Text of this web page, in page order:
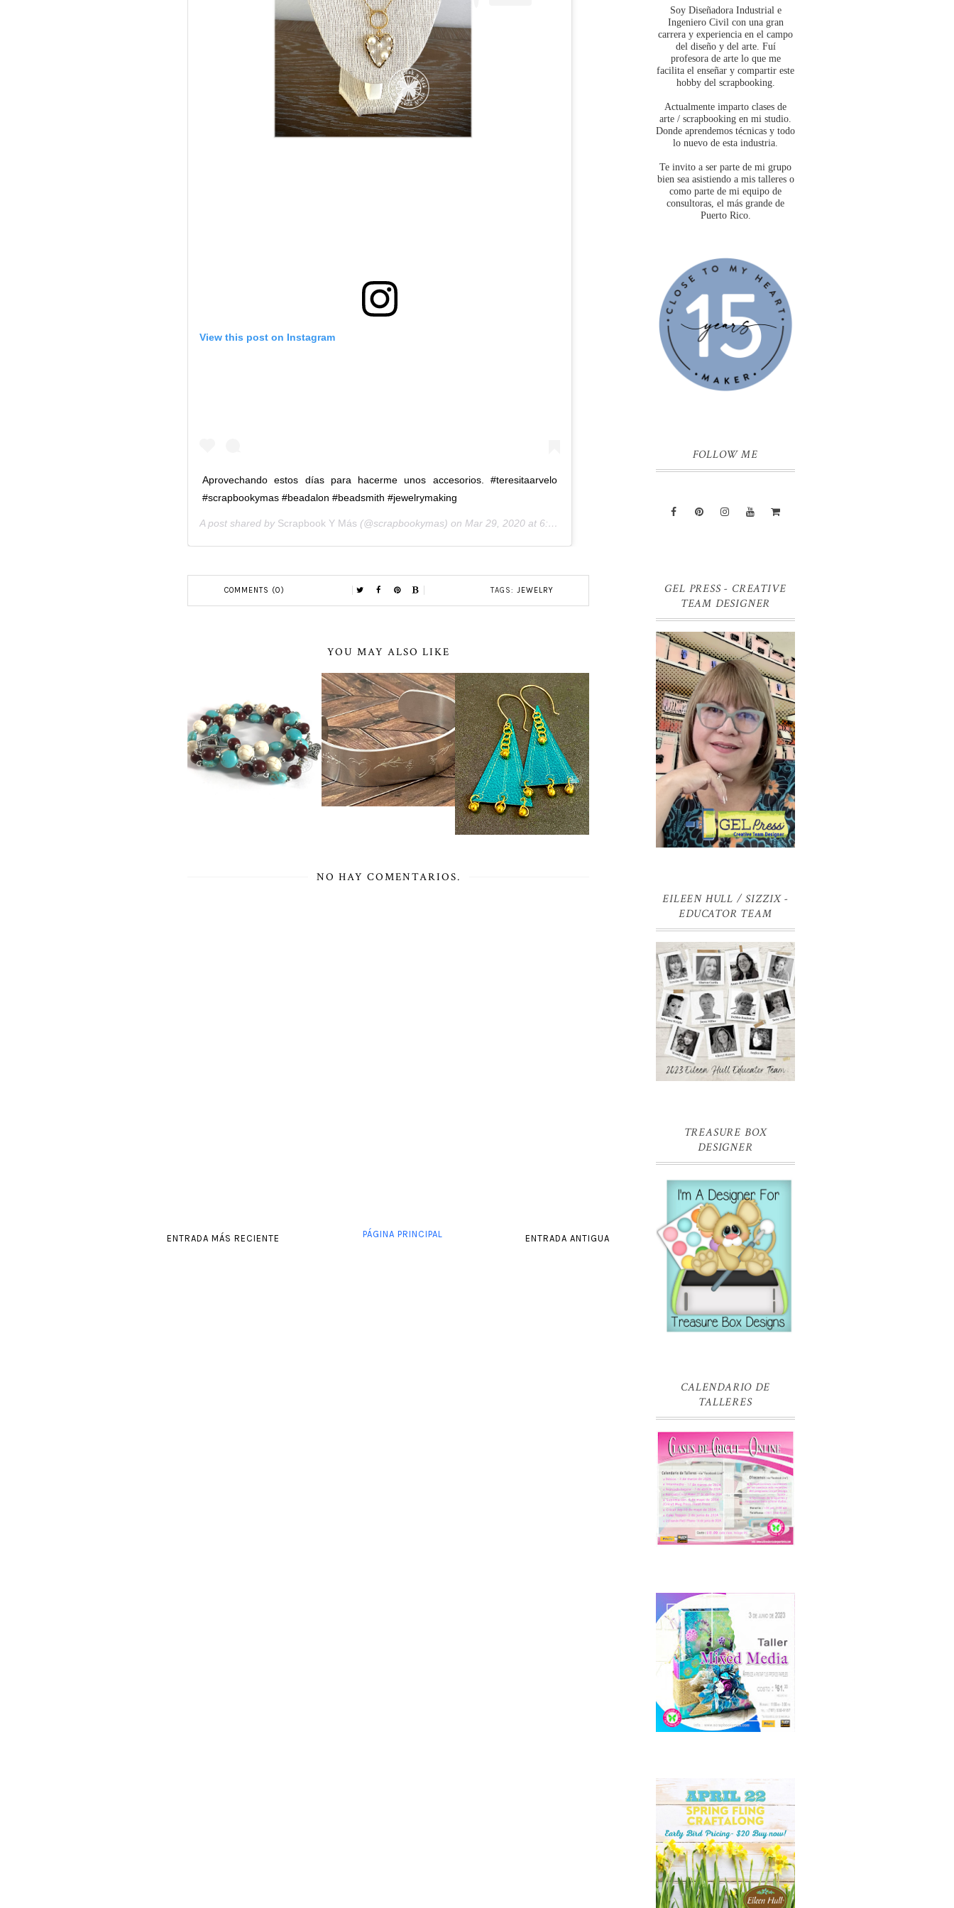
View this post on Instagram
Aprovechando estos días para hacerme unos accesorios. #teresitaarvelo
#scrapbookymas #beadalon #beadsmith #jewelrymaking
A post shared by Scrapbook Y Más (@scrapbookymas) on Mar 29, 2020 at 6:49pm PDT
COMMENTS (0) TAGS: JEWELRY
YOU MAY ALSO LIKE
NO HAY COMENTARIOS.
ENTRADA MÁS RECIENTE ENTRADA ANTIGUA
PÁGINA PRINCIPAL
Soy Diseñadora Industrial e
Ingeniero Civil con una gran
carrera y experiencia en el campo
del diseño y del arte. Fuí
profesora de arte lo que me
facilita el enseñar y compartir este
hobby del scrapbooking.
Actualmente imparto clases de
arte / scrapbooking en mi studio.
Donde aprendemos técnicas y todo
lo nuevo de esta industria.
Te invito a ser parte de mi grupo
bien sea asistiendo a mis talleres o
como parte de mi equipo de
consultoras, el más grande de
Puerto Rico.
FOLLOW ME
GEL PRESS - CREATIVE
TEAM DESIGNER
EILEEN HULL / SIZZIX -
EDUCATOR TEAM
TREASURE BOX
DESIGNER
CALENDARIO DE
TALLERES